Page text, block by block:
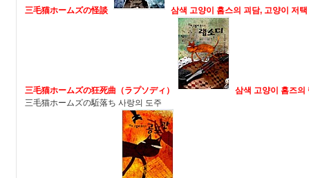
三毛猫ホームズの怪談 삼색 고양이 홈스의 괴담, 고양이 저택
三毛猫ホームズの狂死曲（ラプソディ）
삼색 고양이 홈즈의
三毛猫ホームズの駈落ち 사랑의 도주